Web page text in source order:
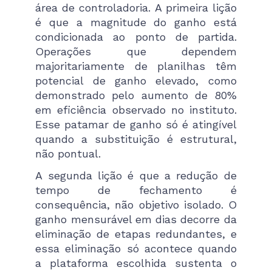
área de controladoria. A primeira lição
é que a magnitude do ganho está
condicionada ao ponto de partida.
Operações que dependem
majoritariamente de planilhas têm
potencial de ganho elevado, como
demonstrado pelo aumento de 80%
em eficiência observado no instituto.
Esse patamar de ganho só é atingível
quando a substituição é estrutural,
não pontual.
A segunda lição é que a redução de
tempo de fechamento é
consequência, não objetivo isolado. O
ganho mensurável em dias decorre da
eliminação de etapas redundantes, e
essa eliminação só acontece quando
a plataforma escolhida sustenta o